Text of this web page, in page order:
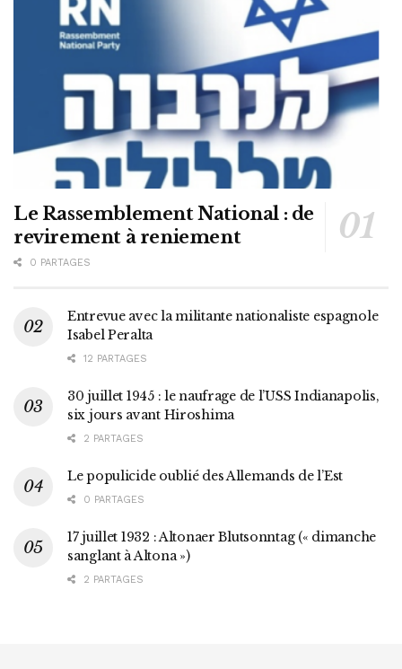
Le Rassemblement National : de
revirement à reniement
0 PARTAGES
Entrevue avec la militante nationaliste espagnole
Isabel Peralta
12 PARTAGES
30 juillet 1945 : le naufrage de l’USS Indianapolis,
six jours avant Hiroshima
2 PARTAGES
Le populicide oublié des Allemands de l’Est
0 PARTAGES
17 juillet 1932 : Altonaer Blutsonntag (« dimanche
sanglant à Altona »)
2 PARTAGES